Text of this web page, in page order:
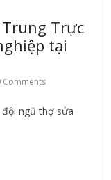
Trực
tại
Comments
ngũ thợ sửa